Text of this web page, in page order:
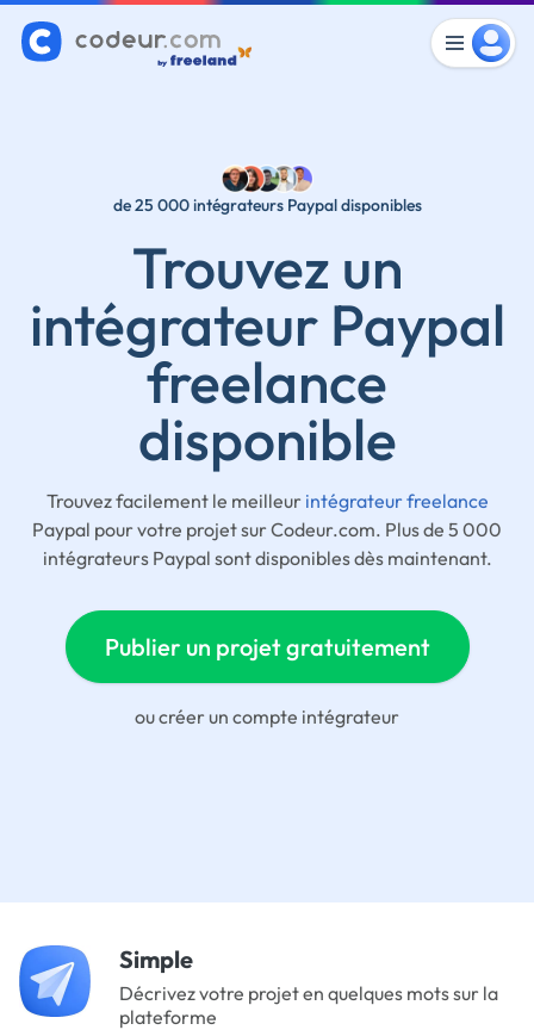
de 25 000 intégrateurs Paypal disponibles
Trouvez un
intégrateur Paypal
freelance
disponible
Trouvez facilement le meilleur intégrateur freelance
Paypal pour votre projet sur Codeur.com. Plus de 5 000
intégrateurs Paypal sont disponibles dès maintenant.
Publier un projet gratuitement
oucréer un compte intégrateur
Simple
Décrivez votre projet en quelques mots sur la
plateforme